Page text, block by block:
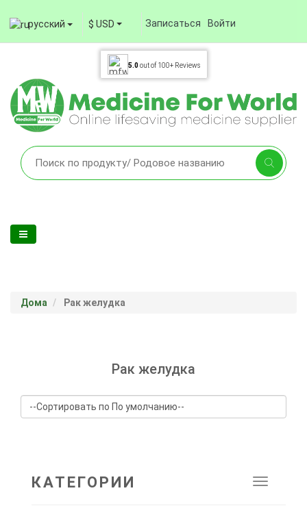
русский $ USD Записаться Войти
5.0out of 100+ Reviews
Дома Рак желудка
Рак желудка
Toggle
КАТЕГОРИИ